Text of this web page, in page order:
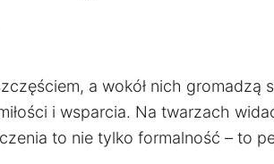
a wokół nich
i wsparcia. Na twarzach
to nie tylko formalność – to